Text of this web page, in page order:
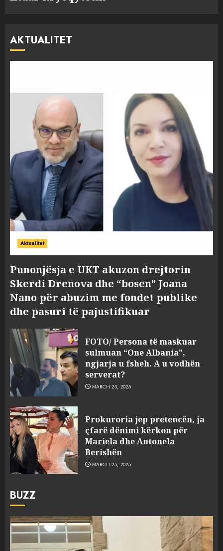
AKTUALITET
Aktualitet
Punonjësja e UKT akuzon drejtorin
Skerdi Drenova dhe “bosen” Joana
Nano për abuzim me fondet publike
dhe pasuri të pajustifikuar
FOTO/ Persona të maskuar
sulmuan “One Albania”,
ngjarja u fsheh. A u vodhën
serverat?
MARCH 25, 2025
Prokuroria jep pretencën, ja
çfarë dënimi kërkon për
Mariela dhe Antonela
Berishën
MARCH 25, 2025
BUZZ